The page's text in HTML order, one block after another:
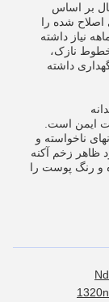
بر اساس
شده را
نیاز داشته
نازک،
داشته
ایمن است.
ناخواسته و
ظاهر زخم آکنه
و رنگ پوست را